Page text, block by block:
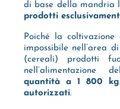
di base della mandria
prodotti
Poiché la
impossibile nell’area
(cereali) prodotti
nell’alimentazione
quantità a 1 800
autorizzati.